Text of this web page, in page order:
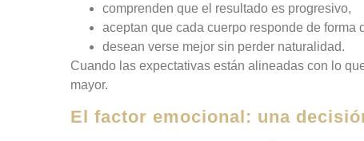
comprenden que el resultado es progresivo,
aceptan que cada cuerpo responde de forma
desean verse mejor sin perder naturalidad.
Cuando las expectativas están alineadas con lo
mayor.
El factor emocional: una